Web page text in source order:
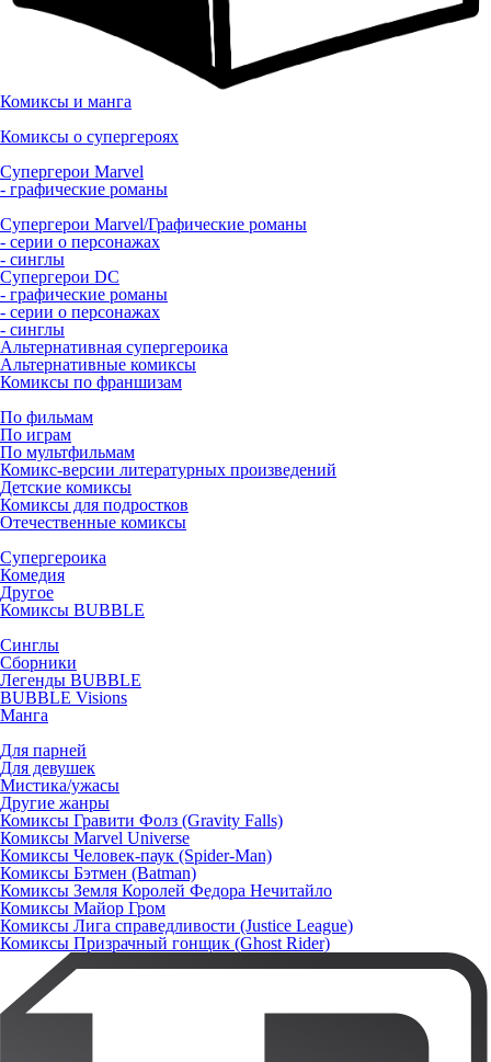
Комиксы и манга
Комиксы о супергероях
Супергерои Marvel
- графические романы
Супергерои Marvel/Графические романы
- серии о персонажах
- синглы
Супергерои DC
- графические романы
- серии о персонажах
- синглы
Альтернативная супергероика
Альтернативные комиксы
Комиксы по франшизам
По фильмам
По играм
По мультфильмам
Комикс-версии литературных произведений
Детские комиксы
Комиксы для подростков
Отечественные комиксы
Супергероика
Комедия
Другое
Комиксы BUBBLE
Синглы
Сборники
Легенды BUBBLE
BUBBLE Visions
Манга
Для парней
Для девушек
Мистика/ужасы
Другие жанры
Комиксы Гравити Фолз (Gravity Falls)
Комиксы Marvel Universe
Комиксы Человек-паук (Spider-Man)
Комиксы Бэтмен (Batman)
Комиксы Земля Королей Федора Нечитайло
Комиксы Майор Гром
Комиксы Лига справедливости (Justice League)
Комиксы Призрачный гонщик (Ghost Rider)